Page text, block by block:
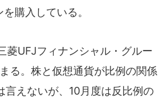
購入している。
UFJフィナンシャル・グルー
る。株と仮想通貨が比例の関係
言えないが、10月度は反比例の